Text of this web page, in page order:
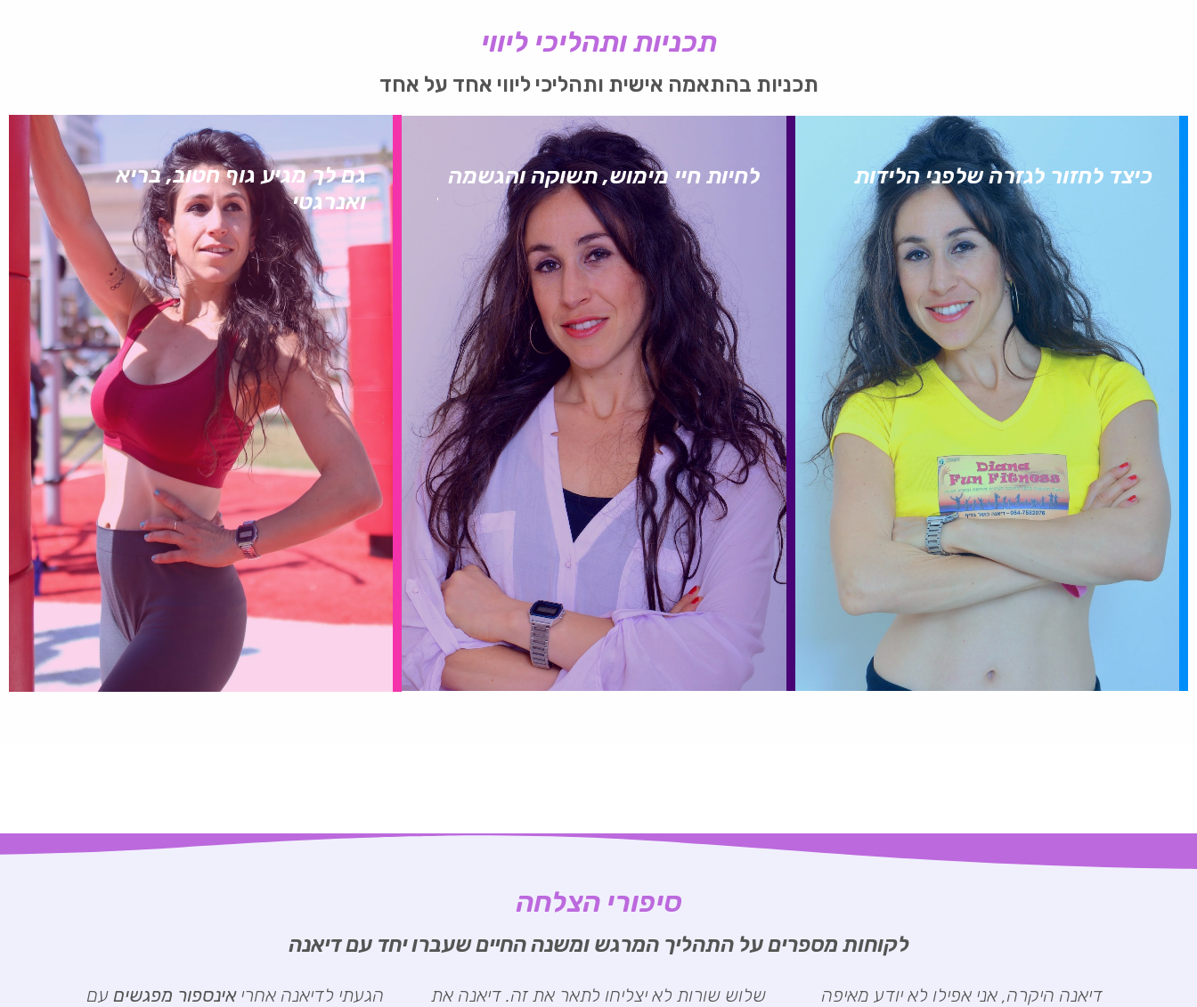
תכניות ותהליכי ליווי
תכניות בהתאמה אישית ותהליכי ליווי אחד על אחד
כיצד לחזור לגזרה שלפני הלידות לחיות חיי מימוש, תשוקה והגשמה
גם לך מגיע גוף חטוב, בריא
ואנרגטי
סיפורי הצלחה
לקוחות מספרים על התהליך המרגש ומשנה החיים שעברו יחד עם דיאנה
דיאנה היקרה, אני אפילו לא יודע מאיפה
שלוש שורות לא יצליחו לתאר את זה. דיאנה את
הגעתי לדיאנה אחריאינספור מפגשיםעם